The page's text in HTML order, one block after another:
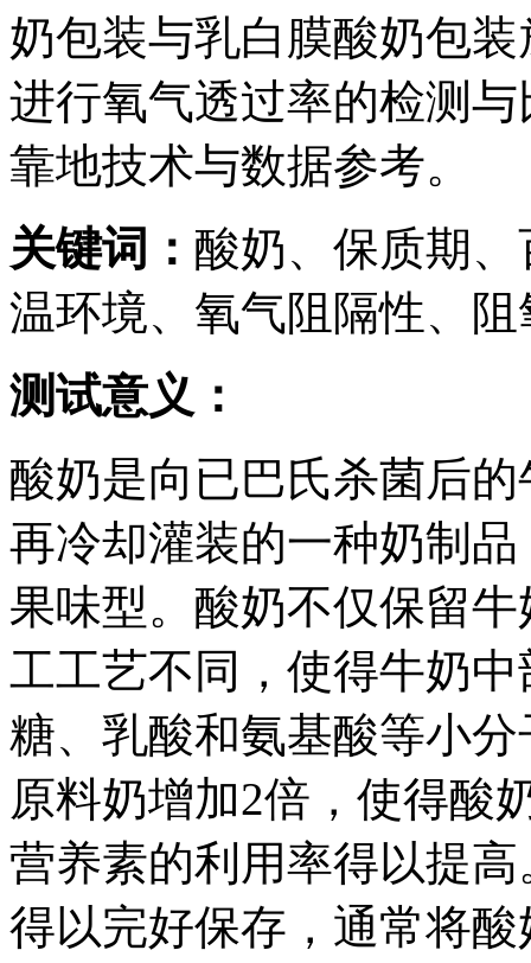
奶包装与乳白膜酸奶包
进行氧气透过率的检测
靠地技术与数据参考。
关键词： 酸奶、保质期
温环境、氧气阻隔性、
测试意义：
酸奶是向已巴氏杀菌后
再冷却灌装的一种奶制
果味型。酸奶不仅保留
工工艺不同，使得牛奶
糖、乳酸和氨基酸等小
原料奶增加2倍，使得酸
营养素的利用率得以提
得以完好保存，通常将